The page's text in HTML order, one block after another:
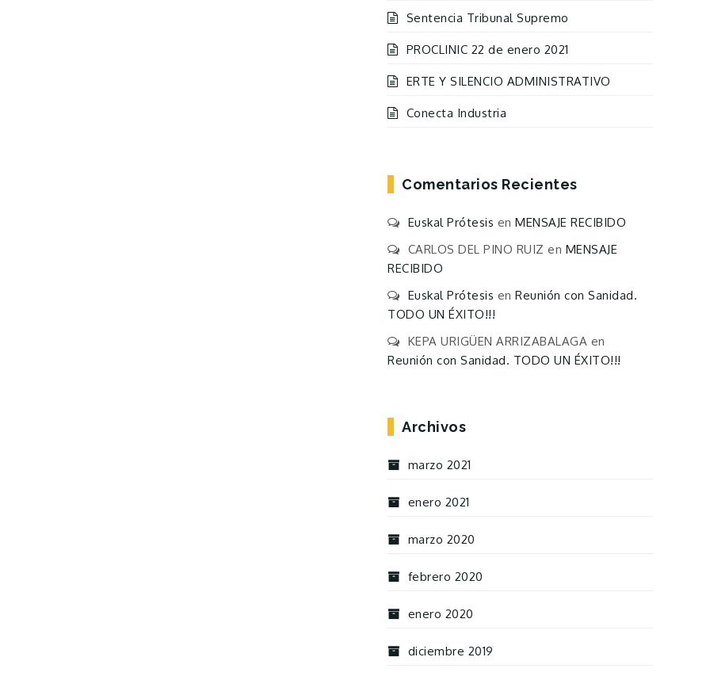
Sentencia Tribunal Supremo
PROCLINIC 22 de enero 2021
ERTE Y SILENCIO ADMINISTRATIVO
Conecta Industria
Comentarios Recientes
Euskal Prótesis en MENSAJE RECIBIDO
CARLOS DEL PINO RUIZ en MENSAJE
RECIBIDO
Euskal Prótesis en Reunión con Sanidad.
TODO UN ÉXITO!!!
KEPA URIGÜEN ARRIZABALAGA en
Reunión con Sanidad. TODO UN ÉXITO!!!
Archivos
marzo 2021
enero 2021
marzo 2020
febrero 2020
enero 2020
diciembre 2019